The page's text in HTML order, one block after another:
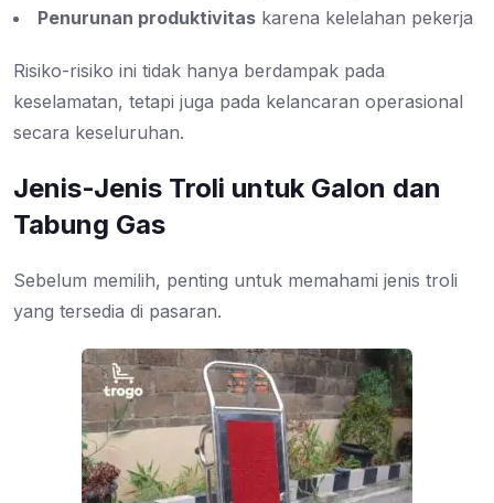
Penurunan produktivitas karena kelelahan pekerja
Risiko-risiko ini tidak hanya berdampak pada
keselamatan, tetapi juga pada kelancaran operasional
secara keseluruhan.
Jenis-Jenis Troli untuk Galon dan
Tabung Gas
Sebelum memilih, penting untuk memahami jenis troli
yang tersedia di pasaran.